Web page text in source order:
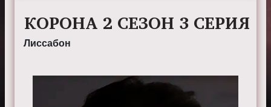
КОРОНА 2 СЕЗОН 3 СЕРИЯ
Лиссабон